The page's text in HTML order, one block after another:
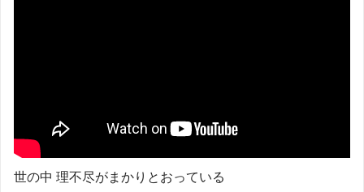
世の中 理不尽がまかりとおっている